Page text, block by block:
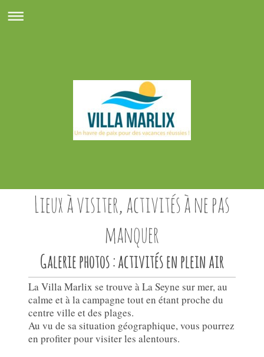
Lieux à visiter, activités à ne pas
manquer
Galerie photos : activités en plein air
La Villa Marlix se trouve à La Seyne sur mer, au
calme et à la campagne tout en étant proche du
centre ville et des plages.
Au vu de sa situation géographique, vous pourrez
en profiter pour visiter les alentours.